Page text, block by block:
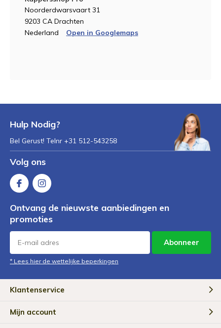
Noorderdwarsvaart 31
9203 CA Drachten
Nederland
Open in Googlemaps
Hulp Nodig?
Bel Gerust! Telnr +31 512-543258
Volg ons
Ontvang de nieuwste aanbiedingen en
promoties
Abonneer
* Lees hier de wettelijke beperkingen
Klantenservice
Mijn account